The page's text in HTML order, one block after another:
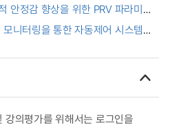
-Focusing on Office Buildings
안정감 향상을 위한 PRV 파라미터
Based on PRV Parameters
니터링을 통한 자동제어 시스템
강의평가를 위해서는 로그인을